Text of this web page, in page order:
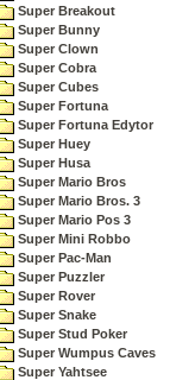
Super Breakout
Super Bunny
Super Clown
Super Cobra
Super Cubes
Super Fortuna
Super Fortuna Edytor
Super Huey
Super Husa
Super Mario Bros
Super Mario Bros. 3
Super Mario Pos 3
Super Mini Robbo
Super Pac-Man
Super Puzzler
Super Rover
Super Snake
Super Stud Poker
Super Wumpus Caves
Super Yahtsee